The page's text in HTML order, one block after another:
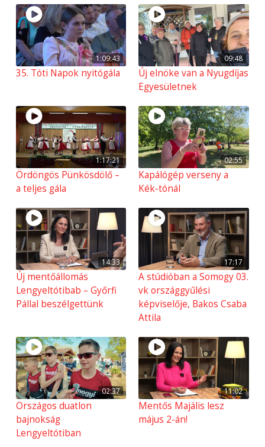
1:09:43
35. Tóti Napok nyitógála
09:48
Új elnöke van a Nyugdíjas
Egyesületnek
1:17:21
Ördöngös Pünkösdölő –
a teljes gála
02:55
Kapálógép verseny a
Kék-tónál
14:33
Új mentőállomás
Lengyeltótibab – Győrfi
Pállal beszélgettünk
17:17
A stúdióban a Somogy 03.
vk országgyűlési
képviselője, Bakos Csaba
Attila
02:37
Országos duatlon
bajnokság
Lengyeltótiban
11:02
Mentős Majális lesz
május 2-án!